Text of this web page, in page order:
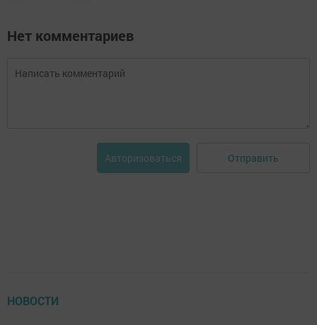
Нет комментариев
Авторизоваться Отправить
НОВОСТИ